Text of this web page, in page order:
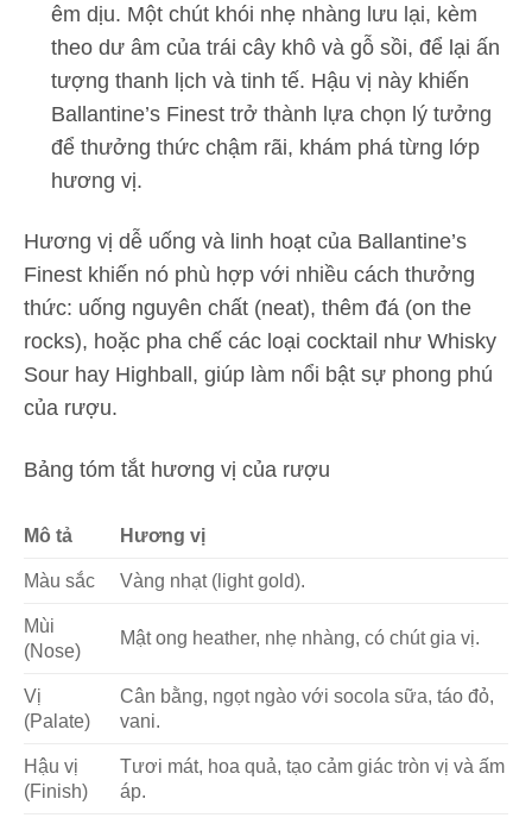
êm dịu. Một chút khói nhẹ nhàng lưu lại, kèm
theo dư âm của trái cây khô và gỗ sồi, để lại ấn
tượng thanh lịch và tinh tế. Hậu vị này khiến
Ballantine’s Finest trở thành lựa chọn lý tưởng
để thưởng thức chậm rãi, khám phá từng lớp
hương vị.
Hương vị dễ uống và linh hoạt của Ballantine’s
Finest khiến nó phù hợp với nhiều cách thưởng
thức: uống nguyên chất (neat), thêm đá (on the
rocks), hoặc pha chế các loại cocktail như Whisky
Sour hay Highball, giúp làm nổi bật sự phong phú
của rượu.
Bảng tóm tắt hương vị của rượu
Mô tả Hương vị
Màu sắc Vàng nhạt (light gold).
Mùi
(Nose)
Mật ong heather, nhẹ nhàng, có chút gia vị.
Vị
(Palate)
Cân bằng, ngọt ngào với socola sữa, táo đỏ,
vani.
Hậu vị
(Finish)
Tươi mát, hoa quả, tạo cảm giác tròn vị và ấm
áp.